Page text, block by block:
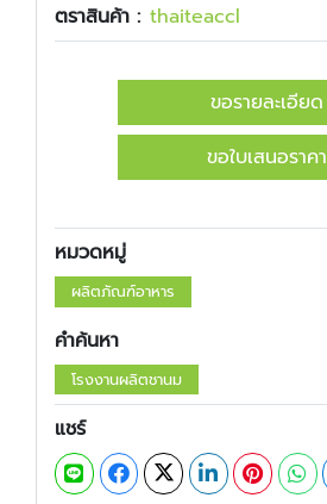
ตราสินค้า : ​​thaiteaccl
ขอรายละเอียด
ขอใบเสนอราคา
หมวดหมู่
ผลิตภัณฑ์อาหาร
คำค้นหา
โรงงานผลิตชานม
แชร์